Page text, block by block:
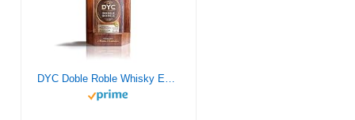
DYC Doble Roble Whisky Edición Limitada 40%, 700ml